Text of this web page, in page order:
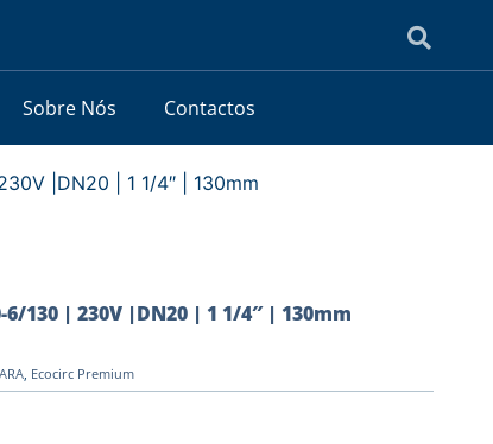
Sobre Nós Contactos
|DN20 | 1 1/4″ | 130mm
130 | 230V |DN20 | 1 1/4″ | 130mm
, Ecocirc Premium